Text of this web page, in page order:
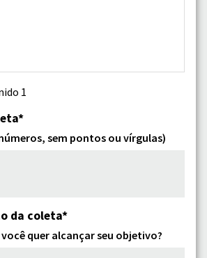
1
números, sem pontos ou vírgulas)
da coleta*
quer alcançar seu objetivo?